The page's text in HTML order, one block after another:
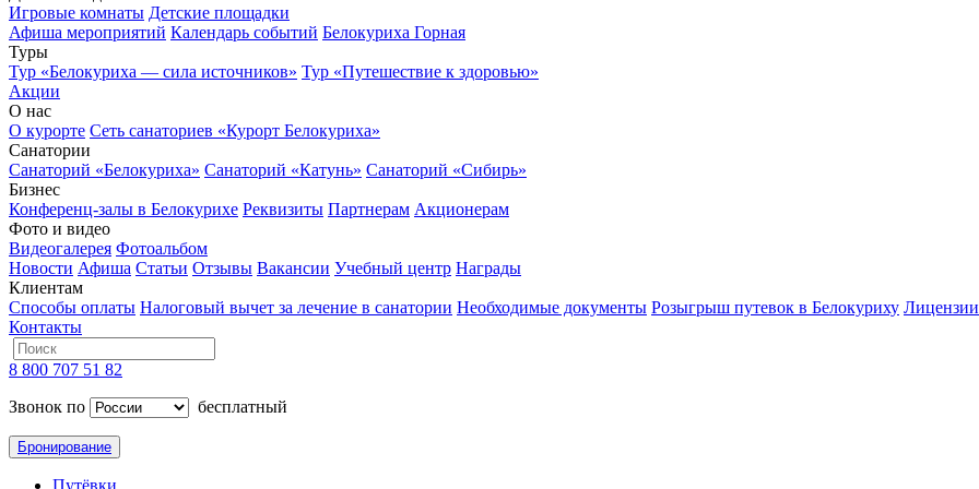
Игровые комнаты Детские площадки
Афиша мероприятий Календарь событий Белокуриха Горная
Туры
Тур «Белокуриха — сила источников» Тур «Путешествие к здоровью»
Акции
О нас
О курорте Сеть санаториев «Курорт Белокуриха»
Санатории
Санаторий «Белокуриха» Санаторий «Катунь» Санаторий «Сибирь»
Бизнес
Конференц-залы в Белокурихе Реквизиты Партнерам Акционерам
Фото и видео
Видеогалерея Фотоальбом
Новости Афиша Статьи Отзывы Вакансии Учебный центр Награды
Клиентам
Способы оплаты Налоговый вычет за лечение в санатории Необходимые документы Розыгрыш путевок в Белокуриху
Контакты
8 800 707 51 82
Звонок по
бесплатный
Бронирование
Путёвки